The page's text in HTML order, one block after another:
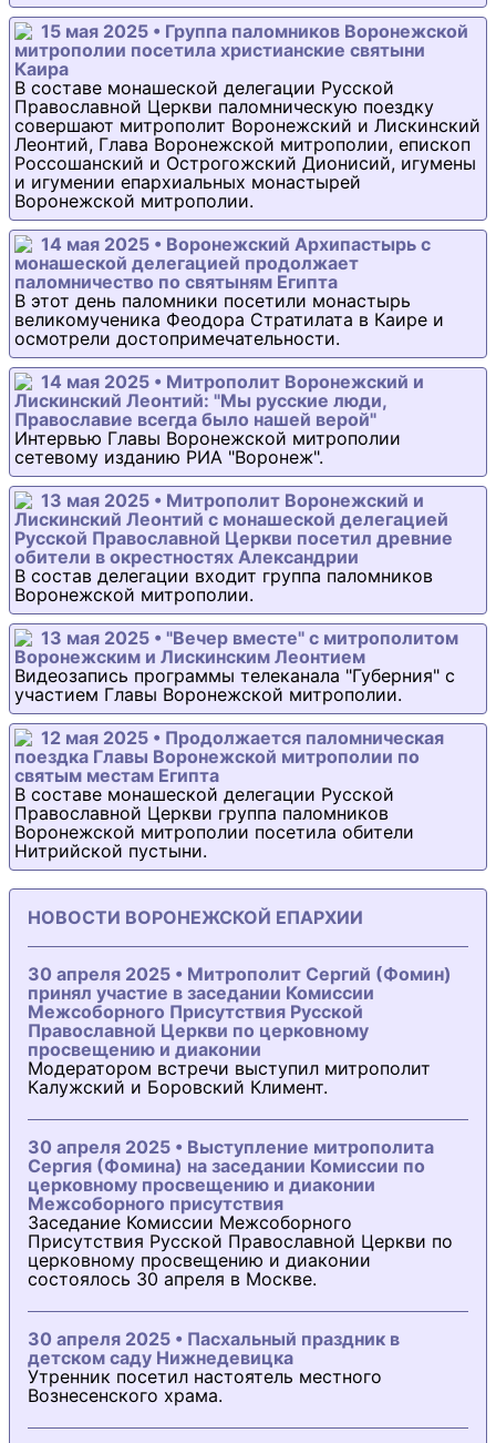
15 мая 2025 • Группа паломников Воронежской
митрополии посетила христианские святыни
Каира
В составе монашеской делегации Русской
Православной Церкви паломническую поездку
совершают митрополит Воронежский и Лискинский
Леонтий, Глава Воронежской митрополии, епископ
Россошанский и Острогожский Дионисий, игумены
и игумении епархиальных монастырей
Воронежской митрополии.
14 мая 2025 • Воронежский Архипастырь с
монашеской делегацией продолжает
паломничество по святыням Египта
В этот день паломники посетили монастырь
великомученика Феодора Стратилата в Каире и
осмотрели достопримечательности.
14 мая 2025 • Митрополит Воронежский и
Лискинский Леонтий: "Мы русские люди,
Православие всегда было нашей верой"
Интервью Главы Воронежской митрополии
сетевому изданию РИА "Воронеж".
13 мая 2025 • Митрополит Воронежский и
Лискинский Леонтий с монашеской делегацией
Русской Православной Церкви посетил древние
обители в окрестностях Александрии
В состав делегации входит группа паломников
Воронежской митрополии.
13 мая 2025 • "Вечер вместе" с митрополитом
Воронежским и Лискинским Леонтием
Видеозапись программы телеканала "Губерния" с
участием Главы Воронежской митрополии.
12 мая 2025 • Продолжается паломническая
поездка Главы Воронежской митрополии по
святым местам Египта
В составе монашеской делегации Русской
Православной Церкви группа паломников
Воронежской митрополии посетила обители
Нитрийской пустыни.
НОВОСТИ ВОРОНЕЖСКОЙ ЕПАРХИИ
30 апреля 2025 • Митрополит Сергий (Фомин)
принял участие в заседании Комиссии
Межсоборного Присутствия Русской
Православной Церкви по церковному
просвещению и диаконии
Модератором встречи выступил митрополит
Калужский и Боровский Климент.
30 апреля 2025 • Выступление митрополита
Сергия (Фомина) на заседании Комиссии по
церковному просвещению и диаконии
Межсоборного присутствия
Заседание Комиссии Межсоборного
Присутствия Русской Православной Церкви по
церковному просвещению и диаконии
состоялось 30 апреля в Москве.
30 апреля 2025 • Пасхальный праздник в
детском саду Нижнедевицка
Утренник посетил настоятель местного
Вознесенского храма.